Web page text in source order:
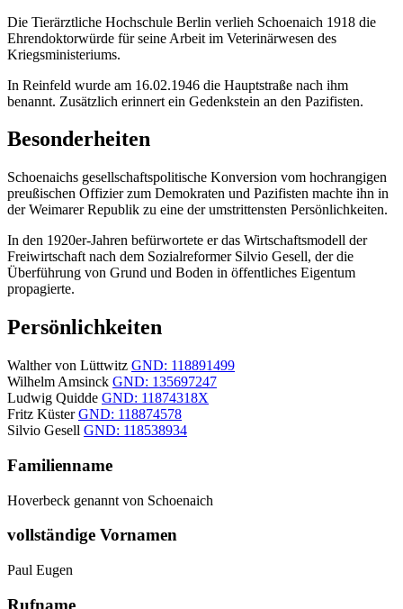
Die Tierärztliche Hochschule Berlin verlieh Schoenaich 1918 die
Ehrendoktorwürde für seine Arbeit im Veterinärwesen des
Kriegsministeriums.
In Reinfeld wurde am 16.02.1946 die Hauptstraße nach ihm
benannt. Zusätzlich erinnert ein Gedenkstein an den Pazifisten.
Besonderheiten
Schoenaichs gesellschaftspolitische Konversion vom hochrangigen
preußischen Offizier zum Demokraten und Pazifisten machte ihn in
der Weimarer Republik zu eine der umstrittensten Persönlichkeiten.
In den 1920er-Jahren befürwortete er das Wirtschaftsmodell der
Freiwirtschaft nach dem Sozialreformer Silvio Gesell, der die
Überführung von Grund und Boden in öffentliches Eigentum
propagierte.
Persönlichkeiten
Walther von Lüttwitz GND: 118891499
Wilhelm Amsinck GND: 135697247
Ludwig Quidde GND: 11874318X
Fritz KüsterGND: 118874578
Silvio Gesell GND: 118538934
Familienname
Hoverbeck genannt von Schoenaich
vollständige Vornamen
Paul Eugen
Rufname